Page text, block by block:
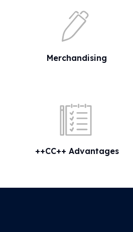
Merchandising
++CC++ Advantages